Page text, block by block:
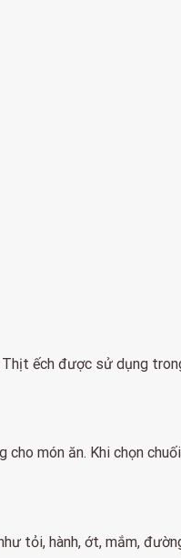
ếch được sử dụng
món ăn. Khi chọn
tỏi, hành, ớt, mắm,